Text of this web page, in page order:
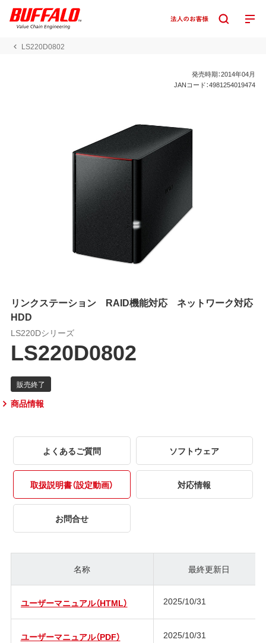
LS220D0802
発売時期：2014年04月
JANコード：4981254019474
リンクステーション RAID機能対応 ネットワーク対応
HDD
LS220Dシリーズ
LS220D0802
商品情報
よくあるご質問 ソフトウェア
取扱説明書（設定動画） 対応情報
お問合せ
名称 最終更新日
ユーザーマニュアル（HTML） 2025/10/31
ユーザーマニュアル（PDF） 2025/10/31